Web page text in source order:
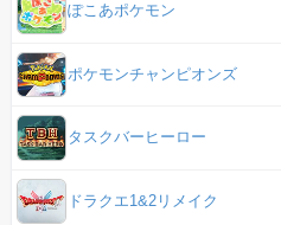
ぽこあポケモン
ポケモンチャンピオンズ
タスクバーヒーロー
ドラクエ1&2リメイク